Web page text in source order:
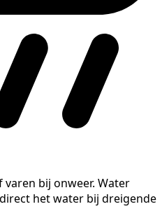
varen bij onweer. Water
het water bij dreigende